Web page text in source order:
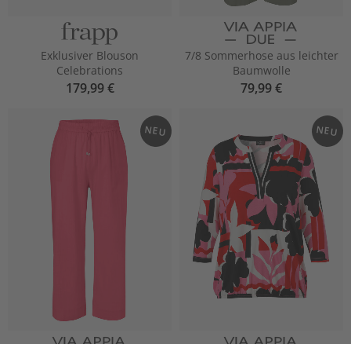
Exklusiver Blouson
Celebrations
179,99 €
7/8 Sommerhose aus leichter
Baumwolle
79,99 €
NEU NEU